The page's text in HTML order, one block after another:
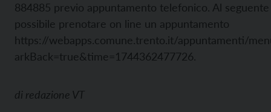
884885 previo appuntamento telefonico. Al
possibile prenotare on line un appuntamento
https://webapps.comune.trento.it/appuntamenti/
arkBack=true&time=1744362477726.
di redazione VT